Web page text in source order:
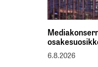
6.8.2026